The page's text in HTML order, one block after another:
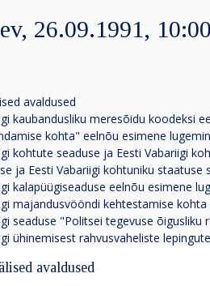
26.09.1991,
avaldused
kaubandusliku meresõidu koodeksi
kohta" eelnõu esimene
kohtute seaduse ja Eesti Vabariigi
ja Eesti Vabariigi kohtuniku
kalapüügiseaduse eelnõu esimene
majandusvööndi kehtestamise kohta
seaduse "Politsei tegevuse
ühinemisest rahvusvaheliste
avaldused